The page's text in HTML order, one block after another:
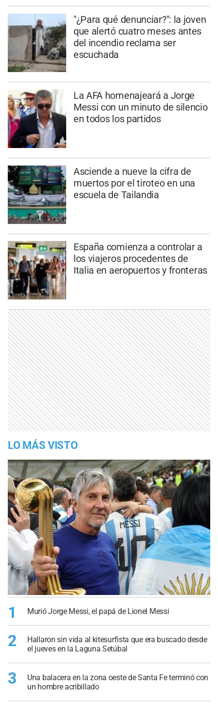
"¿Para qué denunciar?": la joven
que alertó cuatro meses antes
del incendio reclama ser
escuchada
La AFA homenajeará a Jorge
Messi con un minuto de silencio
en todos los partidos
Asciende a nueve la cifra de
muertos por el tiroteo en una
escuela de Tailandia
España comienza a controlar a
los viajeros procedentes de
Italia en aeropuertos y fronteras
LO MÁS VISTO
1 Murió Jorge Messi, el papá de Lionel Messi
2
Hallaron sin vida al kitesurfista que era buscado desde
el jueves en la Laguna Setúbal
3
Una balacera en la zona oeste de Santa Fe terminó con
un hombre acribillado